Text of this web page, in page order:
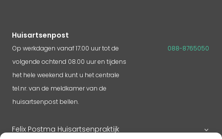
Huisartsenpost
Op werkdagen vanaf 17.00 uur tot de
volgende ochtend 08.00 uur en tijdens
het hele weekend kunt u het centrale
tel.nr. van de meldkamer van de
huisartsenpost bellen.
088-8765050
Felix Postma Huisartsenpraktijk